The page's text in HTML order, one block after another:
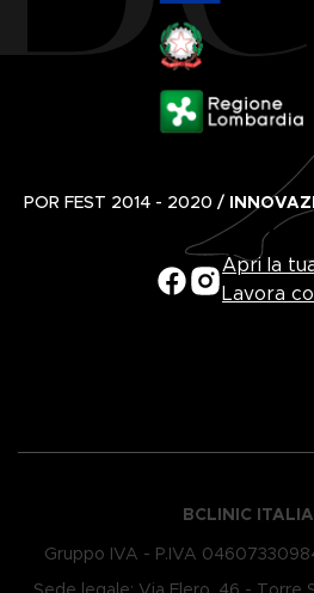
POR FEST 2014 - 2020 /
Apri la
Lavora
BCLINIC
Gruppo IVA - P.IVA